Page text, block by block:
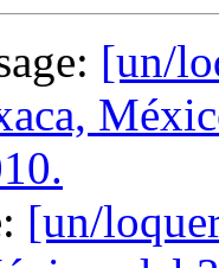
[un/
[un/